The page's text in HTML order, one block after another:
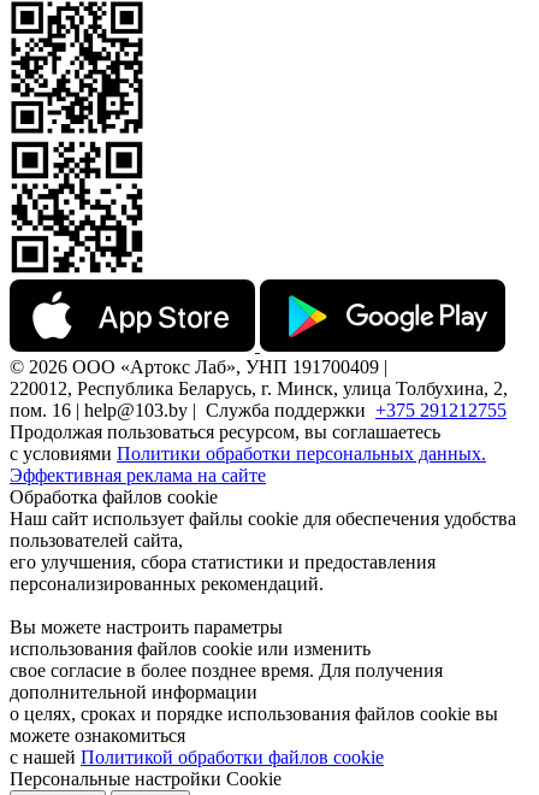
© 2026 ООО «Артокс Лаб», УНП 191700409 |
220012, Республика Беларусь, г. Минск, улица Толбухина, 2,
пом. 16 | help@103.by | Служба поддержки +375 291212755
Продолжая пользоваться ресурсом, вы соглашаетесь
с условиями Политики обработки персональных данных.
Эффективная реклама на сайте
Обработка файлов cookie
Наш сайт использует файлы cookie для обеспечения удобства
пользователей сайта,
его улучшения, сбора статистики и предоставления
персонализированных рекомендаций.
Вы можете настроить параметры
использования файлов cookie или изменить
свое согласие в более позднее время. Для получения
дополнительной информации
о целях, сроках и порядке использования файлов cookie вы
можете ознакомиться
с нашей Политикой обработки файлов cookie
Персональные настройки Cookie